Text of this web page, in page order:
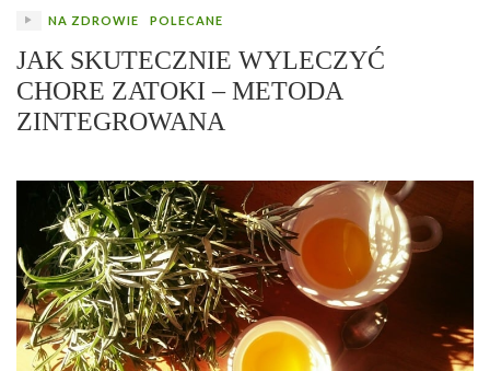
NA ZDROWIE POLECANE
JAK SKUTECZNIE WYLECZYĆ
CHORE ZATOKI – METODA
ZINTEGROWANA